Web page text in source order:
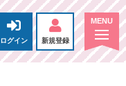
ログイン 新規登録